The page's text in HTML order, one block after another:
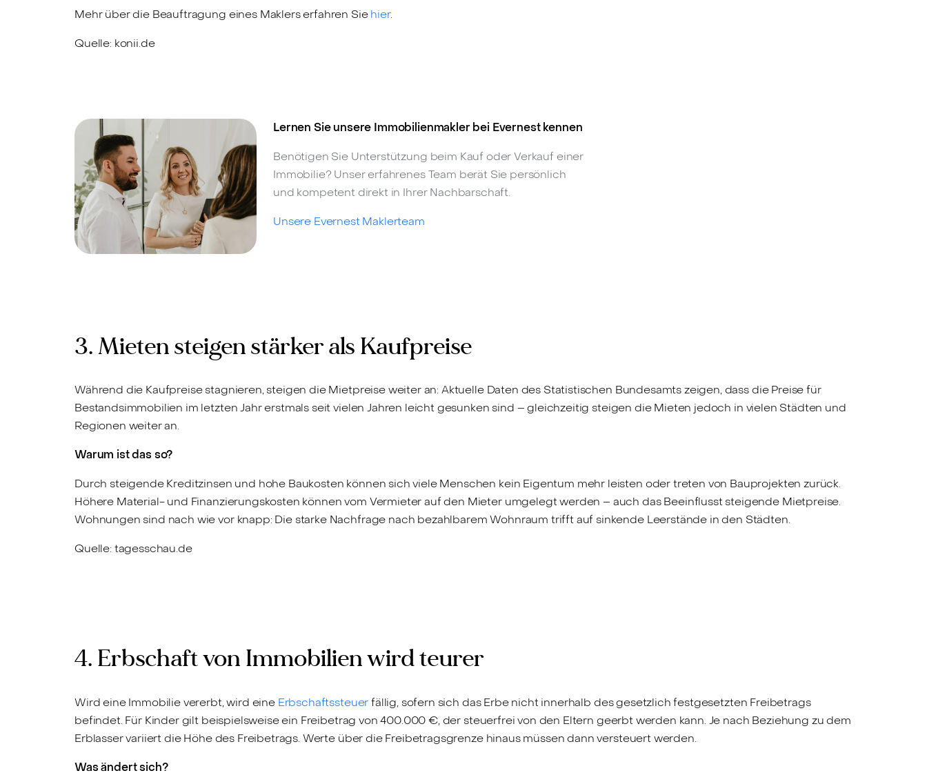
Mehr über die Beauftragung eines Maklers erfahren Siehier.
Quelle: konii.de
Lernen Sie unsere Immobilienmakler bei Evernest kennen
Benötigen Sie Unterstützung beim Kauf oder Verkauf einer
Immobilie? Unser erfahrenes Team berät Sie persönlich
und kompetent direkt in Ihrer Nachbarschaft.
Unsere Evernest Maklerteam
3. Mieten steigen stärker als Kaufpreise
Während die Kaufpreise stagnieren, steigen die Mietpreise weiter an: Aktuelle Daten des Statistischen Bundesamts zeigen, dass die Preise für
Bestandsimmobilien im letzten Jahr erstmals seit vielen Jahren leicht gesunken sind – gleichzeitig steigen die Mieten jedoch in vielen Städten und
Regionen weiter an.
Warum ist das so?
Durch steigende Kreditzinsen und hohe Baukosten können sich viele Menschen kein Eigentum mehr leisten oder treten von Bauprojekten zurück.
Höhere Material- und Finanzierungskosten können vom Vermieter auf den Mieter umgelegt werden – auch das Beeinflusst steigende Mietpreise.
Wohnungen sind nach wie vor knapp: Die starke Nachfrage nach bezahlbarem Wohnraum trifft auf sinkende Leerstände in den Städten.
Quelle: tagesschau.de
4. Erbschaft von Immobilien wird teurer
Wird eine Immobilie vererbt, wird eine Erbschaftssteuerfällig, sofern sich das Erbe nicht innerhalb des gesetzlich festgesetzten Freibetrags
befindet. Für Kinder gilt beispielsweise ein Freibetrag von 400.000 €, der steuerfrei von den Eltern geerbt werden kann. Je nach Beziehung zu dem
Erblasser variiert die Höhe des Freibetrags. Werte über die Freibetragsgrenze hinaus müssen dann versteuert werden.
Was ändert sich?